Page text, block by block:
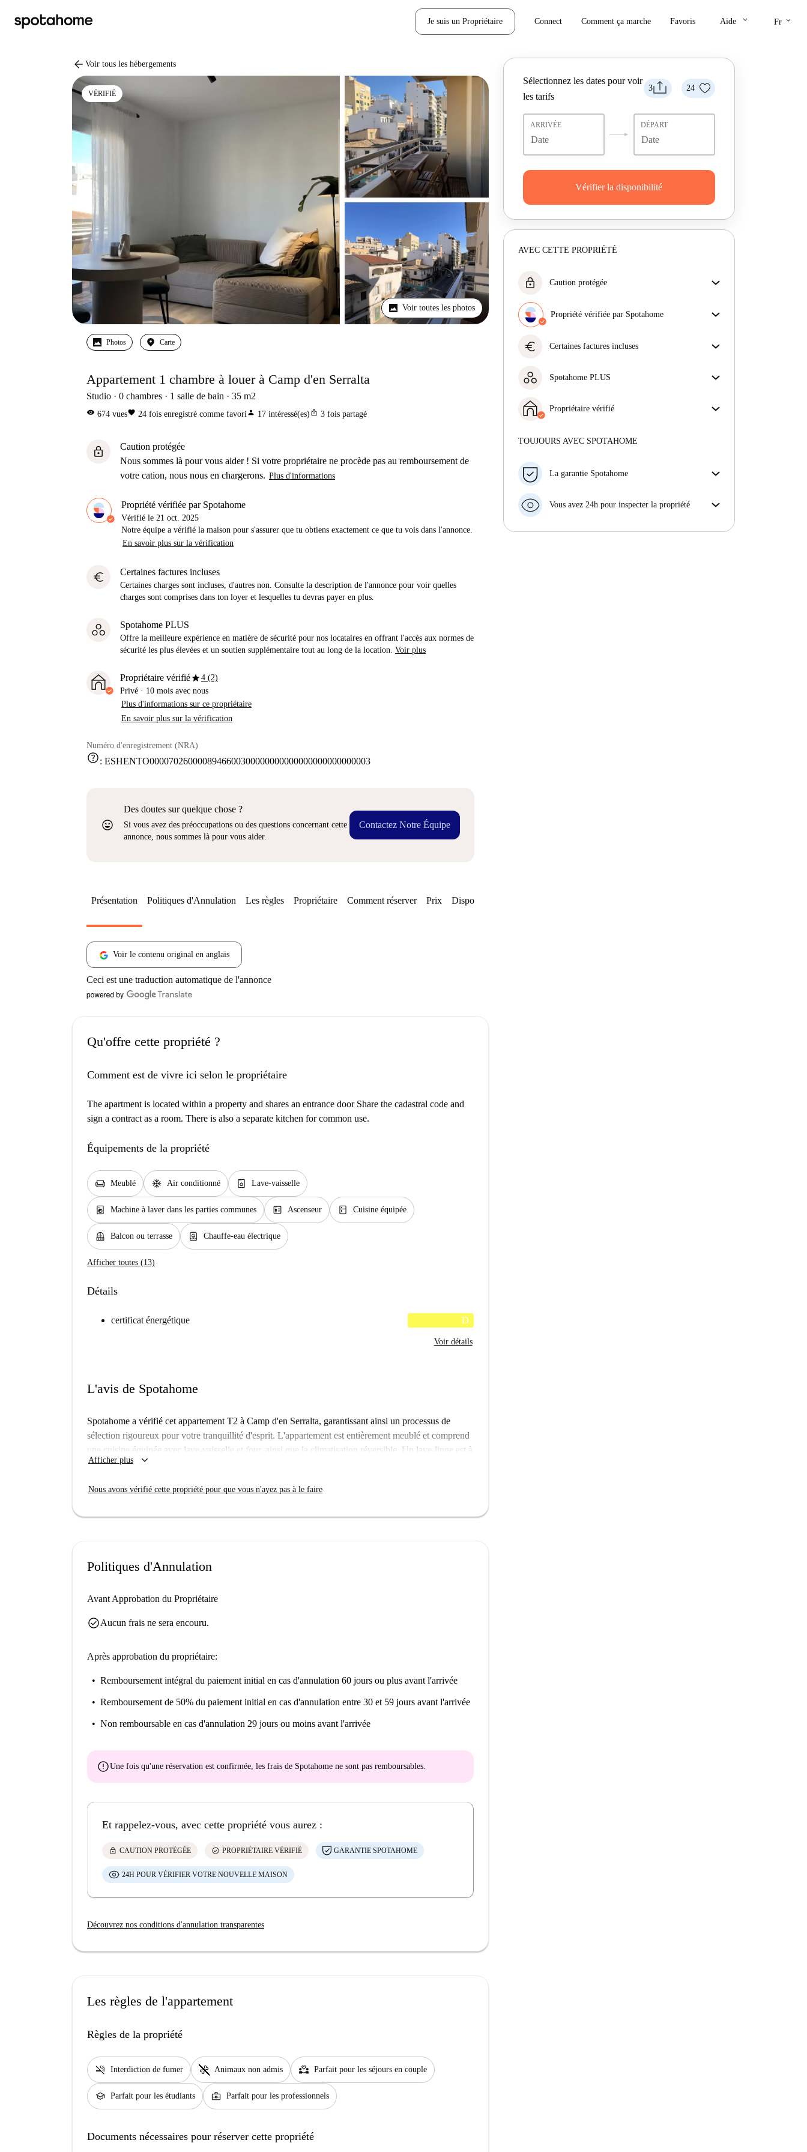
Je suis un Propriétaire Connect Comment ça marche Favoris Aide keyboard_arrow_down Fr keyboard_arrow_down
arrow_back Voir tous les hébergements
VÉRIFIÉ
Voir toutes les photos
Photos Carte
Appartement 1 chambre à louer à Camp d'en Serralta
Studio 0 chambres 1 salle de bain 35 m2
visibility 674 vuesfavorite 24 fois enregistré comme favoriperson 17 intéressé(es) ios_share 3 fois partagé
lock
Caution protégée
Nous sommes là pour vous aider ! Si votre propriétaire ne procède pas au remboursement de
votre cation, nous nous en chargerons. Plus d'informations
Propriété vérifiée par Spotahome
Vérifié le 21 oct. 2025
Notre équipe a vérifié la maison pour s'assurer que tu obtiens exactement ce que tu vois dans l'annonce.
En savoir plus sur la vérification
euro Certaines factures incluses
Certaines charges sont incluses, d'autres non. Consulte la description de l'annonce pour voir quelles
charges sont comprises dans ton loyer et lesquelles tu devras payer en plus.
Spotahome PLUS
Offre la meilleure expérience en matière de sécurité pour nos locataires en offrant l'accès aux normes de
sécurité les plus élevées et un soutien supplémentaire tout au long de la location. Voir plus
Propriétaire vérifiéstar4 (2)
Privé · 10 mois avec nous
Plus d'informations sur ce propriétaire
En savoir plus sur la vérification
Numéro d'enregistrement (NRA)
help: ESHENTO0000702600008946600300000000000000000000000003
sentiment_very_satisfied
Des doutes sur quelque chose ?
Si vous avez des préoccupations ou des questions concernant cette
annonce, nous sommes là pour vous aider.
Contactez Notre Équipe
3 24
Sélectionnez les dates pour voir
les tarifs
ARRIVÉE DÉPART
Vérifier la disponibilité
AVEC CETTE PROPRIÉTÉ
lock Caution protégée
propriétaire ne procède pas au remboursement de
votre cation, nous nous en chargerons.
Propriété vérifiée par Spotahome
obtiens exactement ce que tu vois dans l'annonce.
euro Certaines factures incluses
Consulte la description de l'annonce pour voir
Spotahome PLUS
pour nos locataires en offrant l'accès aux normes de
sécurité les plus élevées et un soutien supplémentaire
Propriétaire vérifié
Plus d'informations sur ce propriétaire
TOUJOURS AVEC SPOTAHOME
La garantie Spotahome
préavis, nous allons soit (A) vous payer une chambre
soit (B) vous rembourser en totalité.
Vous avez 24h pour inspecter la propriété
Présentation Politiques d'Annulation Les règles Propriétaire Comment réserver Prix Disponibilités
Voir le contenu original en anglais
Ceci est une traduction automatique de l'annonce
Qu'offre cette propriété ?
Comment est de vivre ici selon le propriétaire
The apartment is located within a property and shares an entrance door Share the cadastral code and
sign a contract as a room. There is also a separate kitchen for common use.
Équipements de la propriété
chair Meublé ac_unit Air conditionné dishwasher_gen Lave-vaisselle
local_laundry_service Machine à laver dans les parties communes elevator Ascenseur kitchen Cuisine équipée
balcony Balcon ou terrasse water_heater Chauffe-eau électrique
Afficher toutes (13)
Détails
certificat énergétique D
Voir détails
L'avis de Spotahome
Spotahome a vérifié cet appartement T2 à Camp d'en Serralta, garantissant ainsi un processus de
sélection rigoureux pour votre tranquillité d'esprit. L'appartement est entièrement meublé et comprend
une cuisine équipée avec lave-vaisselle et four, ainsi que la climatisation réversible. Un lave-linge est à
votre disposition dans les parties communes et le Wi-Fi est inclus.
Camp d'en Serralta bénéficie d'une situation idéale, à proximité de nombreux sites d'intérêt. À
C'est un quartier dynamique, plein de charme et d'attractions.
Afficher plus keyboard_arrow_down
Nous avons vérifié cette propriété pour que vous n'ayez pas à le faire
Politiques d'Annulation
Avant Approbation du Propriétaire
check_circleAucun frais ne sera encouru.
Après approbation du propriétaire:
Remboursement intégral du paiement initial en cas d'annulation 60 jours ou plus avant l'arrivée
Remboursement de 50% du paiement initial en cas d'annulation entre 30 et 59 jours avant l'arrivée
Non remboursable en cas d'annulation 29 jours ou moins avant l'arrivée
errorUne fois qu'une réservation est confirmée, les frais de Spotahome ne sont pas remboursables.
Et rappelez-vous, avec cette propriété vous aurez :
lock CAUTION PROTÉGÉE check_circle PROPRIÉTAIRE VÉRIFIÉ GARANTIE SPOTAHOME
24H POUR VÉRIFIER VOTRE NOUVELLE MAISON
Découvrez nos conditions d'annulation transparentes
Les règles de l'appartement
Règles de la propriété
smoke_free Interdiction de fumer pet_supplies Animaux non admis partner_heart Parfait pour les séjours en couple
school Parfait pour les étudiants business_center Parfait pour les professionnels
Documents nécessaires pour réserver cette propriété